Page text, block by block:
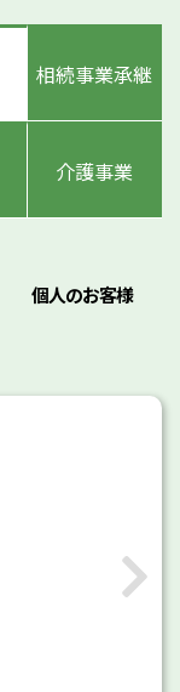
相続事業承継
介護事業
個人のお客様